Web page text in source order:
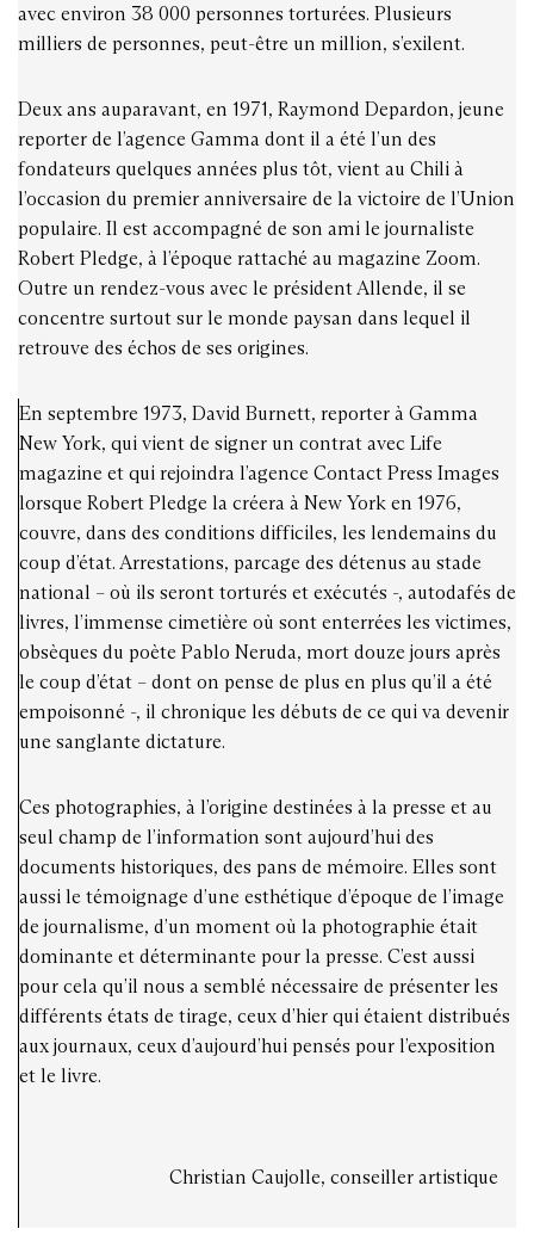
avec environ 38 000 personnes torturées. Plusieurs
milliers de personnes, peut-être un million, s’exilent.
Deux ans auparavant, en 1971, Raymond Depardon, jeune
reporter de l’agence Gamma dont il a été l’un des
fondateurs quelques années plus tôt, vient au Chili à
l’occasion du premier anniversaire de la victoire de l’Union
populaire. Il est accompagné de son ami le journaliste
Robert Pledge, à l’époque rattaché au magazine Zoom.
Outre un rendez-vous avec le président Allende, il se
concentre surtout sur le monde paysan dans lequel il
retrouve des échos de ses origines.
En septembre 1973, David Burnett, reporter à Gamma
New York, qui vient de signer un contrat avec Life
magazine et qui rejoindra l’agence Contact Press Images
lorsque Robert Pledge la créera à New York en 1976,
couvre, dans des conditions difficiles, les lendemains du
coup d’état. Arrestations, parcage des détenus au stade
national – où ils seront torturés et exécutés -, autodafés de
livres, l’immense cimetière où sont enterrées les victimes,
obsèques du poète Pablo Neruda, mort douze jours après
le coup d’état – dont on pense de plus en plus qu’il a été
empoisonné -, il chronique les débuts de ce qui va devenir
une sanglante dictature.
Ces photographies, à l’origine destinées à la presse et au
seul champ de l’information sont aujourd’hui des
documents historiques, des pans de mémoire. Elles sont
aussi le témoignage d’une esthétique d’époque de l’image
de journalisme, d’un moment où la photographie était
dominante et déterminante pour la presse. C’est aussi
pour cela qu’il nous a semblé nécessaire de présenter les
différents états de tirage, ceux d’hier qui étaient distribués
aux journaux, ceux d’aujourd’hui pensés pour l’exposition
et le livre.
Christian Caujolle, conseiller artistique